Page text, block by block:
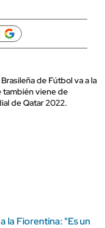
de Fútbol va a la
también viene de
de Qatar 2022.
la Fiorentina: "Es un